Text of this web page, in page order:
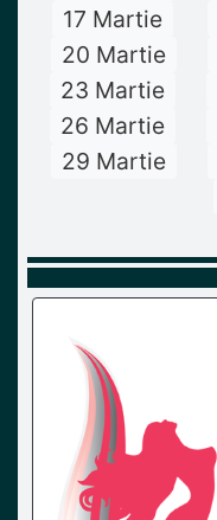
17 Martie
20 Martie
23 Martie
26 Martie
29 Martie